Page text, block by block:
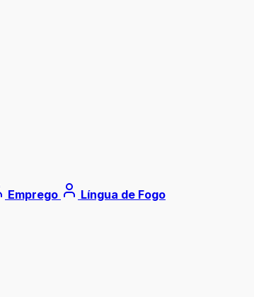
Emprego Língua de Fogo